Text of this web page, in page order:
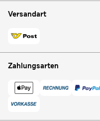
Versandart
Zahlungsarten